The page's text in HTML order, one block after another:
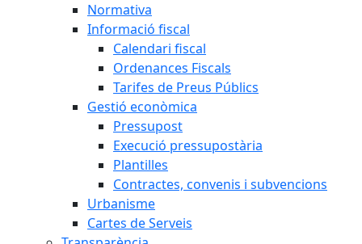
Normativa
Informació fiscal
Calendari fiscal
Ordenances Fiscals
Tarifes de Preus Públics
Gestió econòmica
Pressupost
Execució pressupostària
Plantilles
Contractes, convenis i subvencions
Urbanisme
Cartes de Serveis